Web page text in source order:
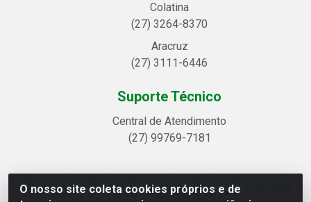
O nosso site coleta cookies próprios e de
Colatina
(27) 3264-8370
Aracruz
(27) 3111-6446
Suporte Técnico
Central de Atendimento
(27) 99769-7181
Linhavix Distribuidora LTDA - Avenida Alegre, 2521 -